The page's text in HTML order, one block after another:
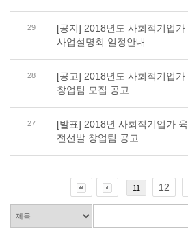
29
[공지] 2018년도 사회적기업가
사업설명회 일정안내
28
[공고] 2018년도 사회적기업가
창업팀 모집 공고
27
[발표] 2018년 사회적기업가
전선발 창업팀 공고
11 12